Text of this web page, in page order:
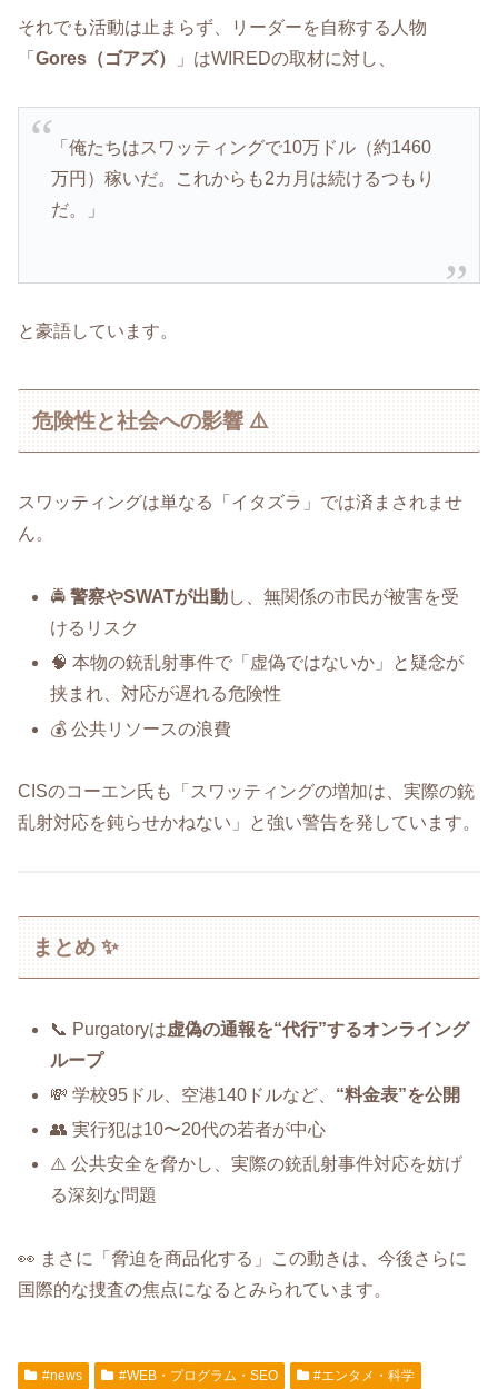
それでも活動は止まらず、リーダーを自称する人物
「 Gores（ゴアズ） 」はWIREDの取材に対し、
「俺たちはスワッティングで10万ドル（約1460
万円）稼いだ。これからも2カ月は続けるつもり
だ。」
と豪語しています。
危険性と社会への影響 ⚠️
スワッティングは単なる「イタズラ」では済まされませ
ん。
🚔警察やSWATが出動し、無関係の市民が被害を受
けるリスク
🧠 本物の銃乱射事件で「虚偽ではないか」と疑念が
挟まれ、対応が遅れる危険性
💰 公共リソースの浪費
CISのコーエン氏も「スワッティングの増加は、実際の銃
乱射対応を鈍らせかねない」と強い警告を発しています。
まとめ ✨
📞 Purgatoryは虚偽の通報を“代行”するオンライング
ループ
💸 学校95ドル、空港140ドルなど、 “料金表”を公開
👥 実行犯は10〜20代の若者が中心
⚠️ 公共安全を脅かし、実際の銃乱射事件対応を妨げ
る深刻な問題
👀 まさに「脅迫を商品化する」この動きは、今後さらに
国際的な捜査の焦点になるとみられています。
#news #WEB・プログラム・SEO
#エンタメ・科学